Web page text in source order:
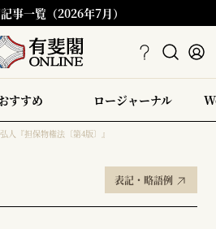
事一覧（2026年7月）
すすめ ロージャーナル
人『担保物権法〔第4版〕』
表記・略語例